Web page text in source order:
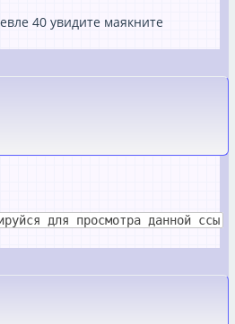
40 увидите маякните
для просмотра данной ссы